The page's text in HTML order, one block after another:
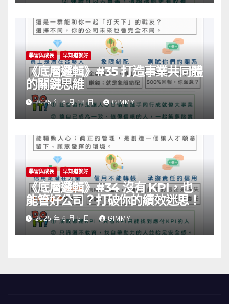
學習與成長 早知道就好
《底層邏輯》#35 打造事業共同體
的關鍵思維
2025 年 6 月 18 日 GIMMY
學習與成長 早知道就好
《底層邏輯》#34 沒有 KPI，也
能管好公司？打破你的績效迷思！
2025 年 6 月 5 日 GIMMY